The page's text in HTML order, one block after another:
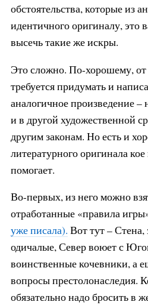
обстоятельства, которые из
идентичного оригиналу, это
высечь такие же искры.
Это сложно. По-хорошему, от
требуется придумать и
аналогичное произведение –
и в другой художественной
другим законам. Но есть и
литературного оригинала
помогает.
Во-первых, из него можно
отработанные «правила
уже писала). Вот тут –
одичалые, Север воюет с
воинственные кочевники, а
вопросы престолонаследия.
обязательно надо бросить в